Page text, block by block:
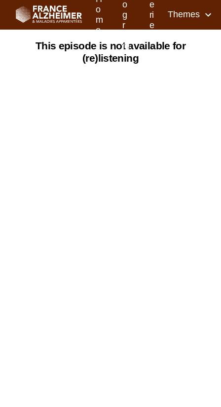
o
m
e
o
g
r
m
e
ri
e
Themes
This episode is not available for
(re)listening